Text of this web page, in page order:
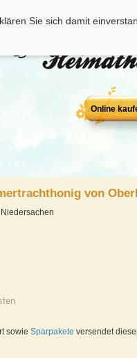
Sie sich damit
Online
von
sowieSparpakete versendet